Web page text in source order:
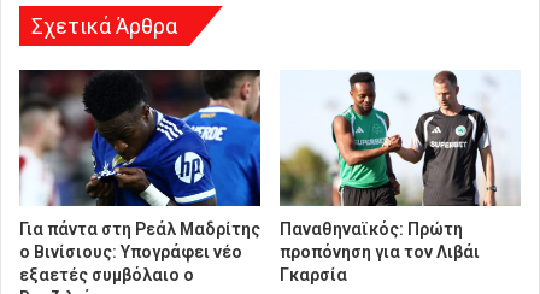
Σχετικά Άρθρα
Για πάντα στη Ρεάλ Μαδρίτης
ο Βινίσιους: Υπογράφει νέο
εξαετές συμβόλαιο ο
Παναθηναϊκός: Πρώτη
προπόνηση για τον Λιβάι
Γκαρσία